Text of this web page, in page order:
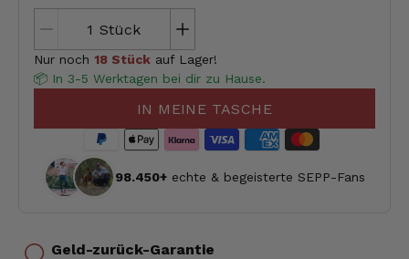
Stück
Nur noch 18 Stück auf Lager!
📦 In 3-5 Werktagen bei dir zu Hause.
IN MEINE TASCHE
98.450+ echte & begeisterte SEPP-Fans
Geld-zurück-Garantie